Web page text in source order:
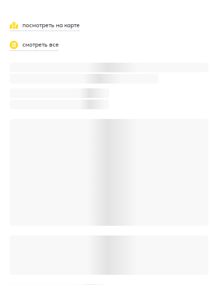
посмотреть на карте
смотреть все